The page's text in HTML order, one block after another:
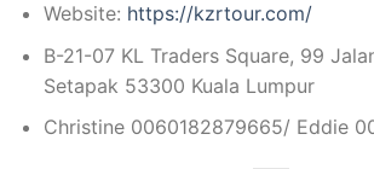
Website: https://kzrtour.com/
B-21-07 KL Traders Square, 99
Setapak 53300 Kuala Lumpur
Christine 0060182879665/ Eddie